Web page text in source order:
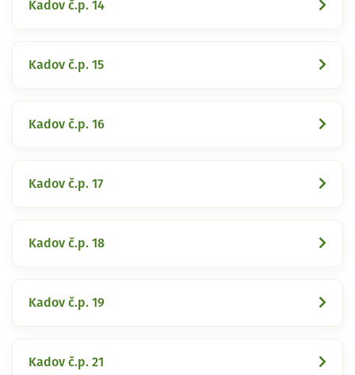
Kadov č.p. 14
Kadov č.p. 15
Kadov č.p. 16
Kadov č.p. 17
Kadov č.p. 18
Kadov č.p. 19
Kadov č.p. 21